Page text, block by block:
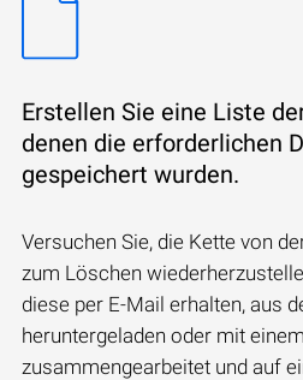
Erstellen Sie eine Liste
denen die erforderlichen
gespeichert wurden.
Versuchen Sie, die Kette von
zum Löschen
diese per E-Mail erhalten, aus
heruntergeladen oder mit
zusammengearbeitet und auf